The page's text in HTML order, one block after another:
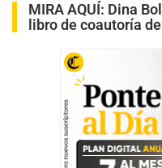
MIRA AQUÍ: Dina
libro de coautoría